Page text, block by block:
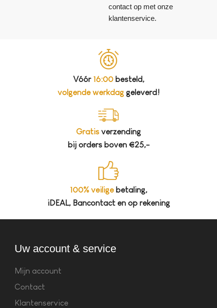
contact op met onze
klantenservice.
Vóór 16:00besteld,
volgende werkdag geleverd!
Gratis verzending
bij orders boven €25,-
100% veiligebetaling,
iDEAL, Bancontact en op rekening
Uw account & service
Mijn account
Contact
Klantenservice